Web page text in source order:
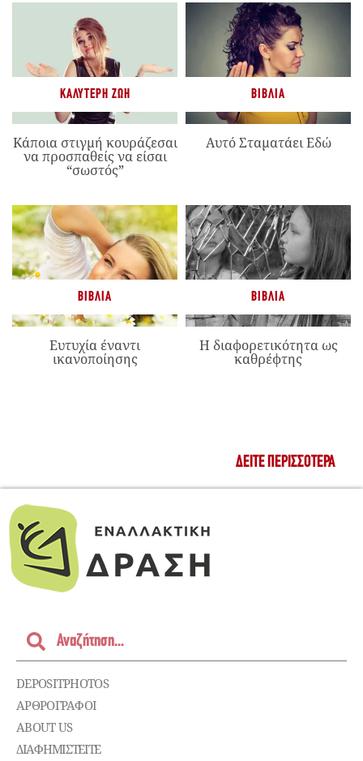
ΚΑΛΎΤΕΡΗ ΖΩΉ
Κάποια στιγμή κουράζεσαι
να προσπαθείς να είσαι
“σωστός”
ΒΙΒΛΊΑ
Αυτό Σταματάει Εδώ
ΒΙΒΛΊΑ
Ευτυχία έναντι
ικανοποίησης
ΒΙΒΛΊΑ
Η διαφορετικότητα ως
καθρέφτης
ΔΕΊΤΕ ΠΕΡΙΣΣΌΤΕΡΑ
DEPOSITPHOTOS
ΑΡΘΡΟΓΡΑΦΟΙ
ABOUT US
ΔΙΑΦΗΜΙΣΤΕΊΤΕ